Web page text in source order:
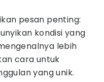
pesan penting:
kondisi yang
lebih
cara untuk
yang unik.